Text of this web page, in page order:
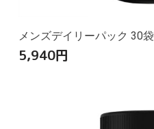
メンズデイリーパック 30袋
5,940円